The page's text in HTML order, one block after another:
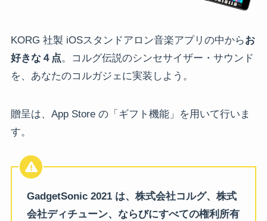
KORG 社製 iOSスタンドアロン音楽アプリの中からお
好きな４点。コルグ伝説のシンセサイザー・サウンド
を、あなたのコルガジェに実装しよう。
贈呈は、App Store の「ギフト機能」を用いて行いま
す。
GadgetSonic 2021 は、株式会社コルグ、株式
会社ディチューン、ならびにすべての権利所有